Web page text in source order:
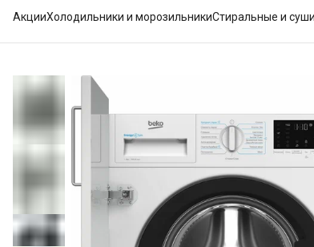
АкцииХолодильники и морозильникиСтиральные и